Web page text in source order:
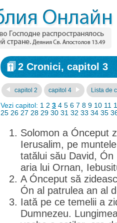
2 Cronici, capitol 3
capitol 2 capitol 4 Lista de
Vezi capitol: 1 2 3 4 5 6 7 8 9 10 11
25 26 27 28 29 30 31 32 33 34 35
Solomon a Ónceput
Ierusalim, pe
tatălui său David,
aria lui Ornan,
A Ónceput să
Ón al patrulea an al
Iată pe ce temelii a
Dumnezeu.